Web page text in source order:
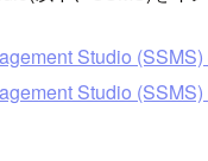
Studio
Studio